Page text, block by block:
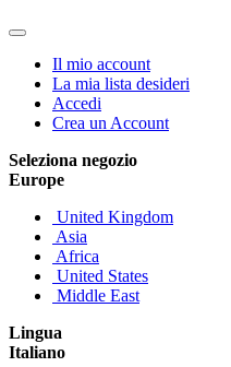
Il mio account
La mia lista desideri
Accedi
Crea un Account
Seleziona negozio
Europe
United Kingdom
Asia
Africa
United States
Middle East
Lingua
Italiano